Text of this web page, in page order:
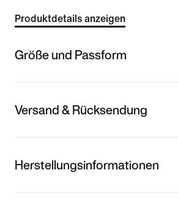
Produktdetails anzeigen
Größe und Passform
Versand & Rücksendung
Herstellungsinformationen